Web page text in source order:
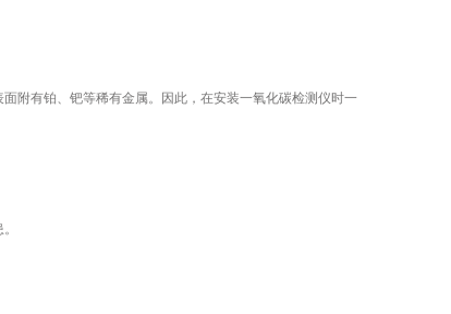
附有铂、钯等稀有金属。因此，在安装一氧化碳检测仪时一